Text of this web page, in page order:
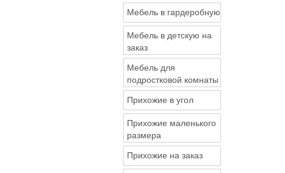
Мебель в гардеробную
Мебель в детскую на
заказ
Мебель для
подростковой комнаты
Прихожие в угол
Прихожие маленького
размера
Прихожие на заказ